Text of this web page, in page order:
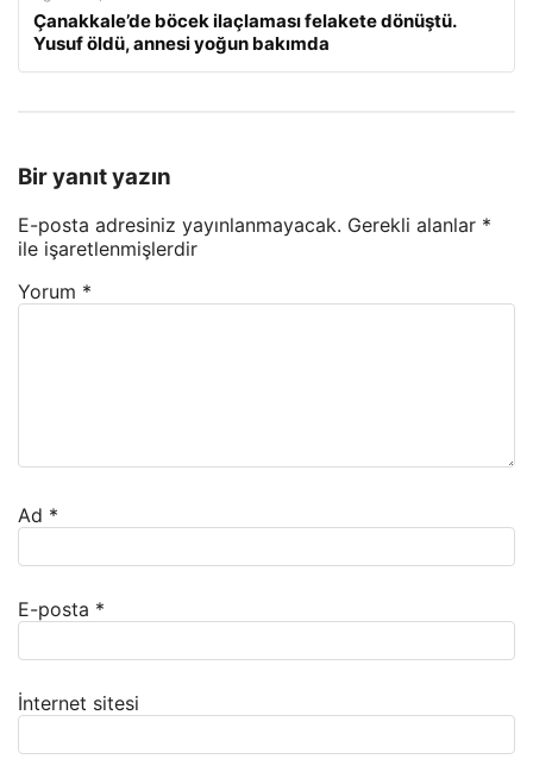
Çanakkale’de böcek ilaçlaması felakete dönüştü.
Yusuf öldü, annesi yoğun bakımda
Bir yanıt yazın
E-posta adresiniz yayınlanmayacak. Gerekli alanlar *
ile işaretlenmişlerdir
Yorum *
Ad *
E-posta *
İnternet sitesi